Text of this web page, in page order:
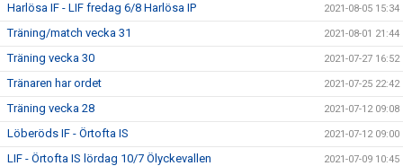
Harlösa IF - LIF fredag 6/8 Harlösa IP 2021-08-05 15:34
Träning/match vecka 31 2021-08-01 21:44
Träning vecka 30 2021-07-27 16:52
Tränaren har ordet 2021-07-25 22:42
Träning vecka 28 2021-07-12 09:08
Löberöds IF - Örtofta IS 2021-07-12 09:00
LIF - Örtofta IS lördag 10/7 Ölyckevallen 2021-07-09 10:45